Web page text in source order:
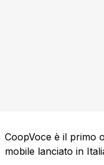
CoopVoce è il primo
mobile lanciato in